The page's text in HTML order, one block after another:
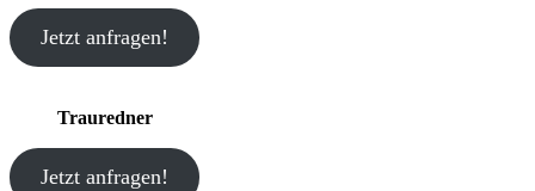
Jetzt anfragen!
Trauredner
Jetzt anfragen!